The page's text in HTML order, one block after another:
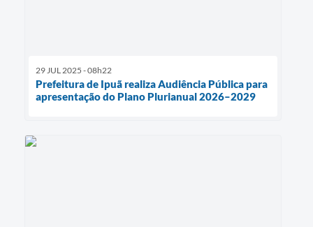
29 JUL 2025 - 08h22
Prefeitura de Ipuã realiza Audiência Pública para
apresentação do Plano Plurianual 2026–2029